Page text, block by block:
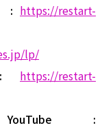
: https://restart-
lp/
: https://restart-
: